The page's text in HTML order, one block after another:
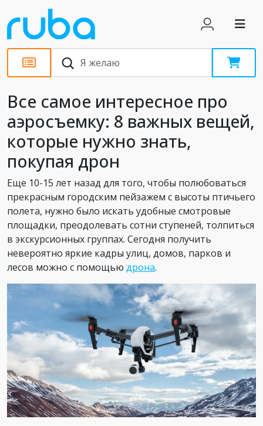
Статьи
Все самое интересное про
аэросъемку: 8 важных вещей,
которые нужно знать,
покупая дрон
Еще 10-15 лет назад для того, чтобы полюбоваться
прекрасным городским пейзажем с высоты птичьего
полета, нужно было искать удобные смотровые
площадки, преодолевать сотни ступеней, толпиться
в экскурсионных группах. Сегодня получить
невероятно яркие кадры улиц, домов, парков и
лесов можно с помощью дрона.